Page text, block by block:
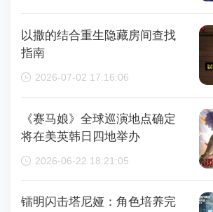
以撒的结合重生隐藏房间查找
指南
2026-07-02 17:16:06
《赛马娘》全球巡演地点确定
将在美英韩日四地举办
2026-06-22 18:21:05
镭明闪击塔尼娅：角色培养完